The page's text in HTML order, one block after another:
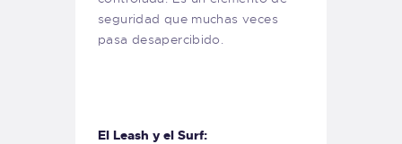
seguridad que muchas veces
pasa desapercibido.
El Leash y el Surf: